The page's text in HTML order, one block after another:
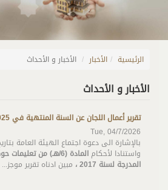
الرئيسية / الأخبار الأخبار و الأحداث
الأخبار و الأحداث
تقرير أعمال اللجان عن السنة المنتهية في 31/12/2025
Tue, 04/7/2026
واستنادا لأحكام
المادة (6/هـ) من
المدرجة لسنة 2017 ،
مبين ادناه تقرير موجز...